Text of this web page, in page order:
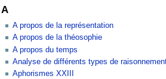
A
A propos de la représentation
A propos de la théosophie
A propos du temps
Analyse de différents types de
Aphorismes XXIII